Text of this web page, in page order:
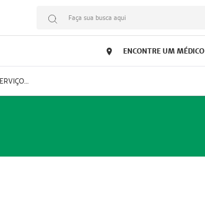
Faça sua busca aqui
ENCONTRE UM MÉDICO
MUDANÇA DE ENDEREÇO - DIAGITAB SERVIÇOS MÉDICOS LTDA (54003267-5)